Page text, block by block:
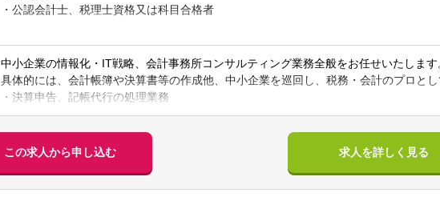
・公認会計士、税理士資格又は科目合格者
【歓迎要件】
顧問先担当経験（10件以上）
中小企業の情報化・IT戦略、会計事務所コンサルティング業務全般をお任せいたします
具体的には、会計帳簿や決算書等の作成他、中小企業を巡回し、税務・会計のプロと
・決算申告、記帳代行の処理業務
・顧問先を訪問しての月次支援業務
・その他経営支援業務全般
※基本浜松周辺のお客様です。お客様や金融機関・社労士の紹介が多いです。
この求人から申し込む 求人を詳しく見る